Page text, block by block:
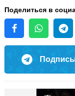
Поделиться в